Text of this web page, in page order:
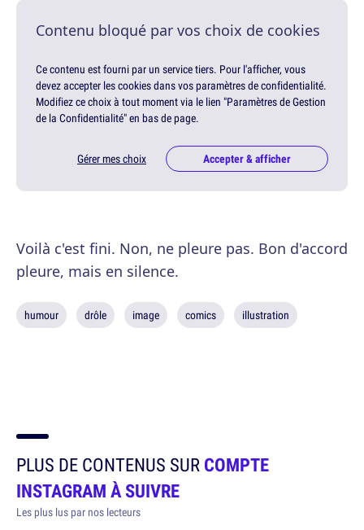
Contenu bloqué par vos choix de cookies
Ce contenu est fourni par un service tiers. Pour l'afficher, vous
devez accepter les cookies dans vos paramètres de confidentialité.
Modifiez ce choix à tout moment via le lien "Paramètres de Gestion
de la Confidentialité" en bas de page.
Gérer mes choix Accepter & afficher
Voilà c'est fini. Non, ne pleure pas. Bon d'accord
pleure, mais en silence.
humour drôle image comics illustration
PLUS DE CONTENUS SURCOMPTE
INSTAGRAM À SUIVRE
Les plus lus par nos lecteurs